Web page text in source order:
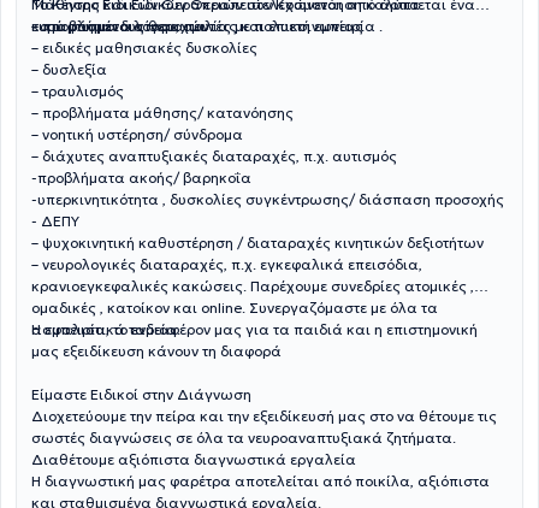
Το Κέντρο Ειδικών Θεραπειών στελεχώνεται από άρτια
καταρτισμένους θεραπευτές με πολυετή εμπειρία .
Μάθησης και Ειδικών Θεραπειών Κοσμονόηση καλύπτεται ένα
ευρύ φάσμα διαταραχών:
– προβλήματα λόγου, ομιλίας και επικοινωνίας
– ειδικές μαθησιακές δυσκολίες
– δυσλεξία
– τραυλισμός
– προβλήματα μάθησης/ κατανόησης
– νοητική υστέρηση/ σύνδρομα
– διάχυτες αναπτυξιακές διαταραχές, π.χ. αυτισμός
-προβλήματα ακοής/ βαρηκοΐα
-υπερκινητικότητα , δυσκολίες συγκέντρωσης/ διάσπαση προσοχής
- ΔΕΠΥ
– ψυχοκινητική καθυστέρηση / διαταραχές κινητικών δεξιοτήτων
– νευρολογικές διαταραχές, π.χ. εγκεφαλικά επεισόδια,
κρανιοεγκεφαλικές κακώσεις. Παρέχουμε συνεδρίες ατομικές ,
ομαδικές , κατοίκον και online. Συνεργαζόμαστε με όλα τα
ασφαλιστικά ταμεία.
Η εμπειρία, το ενδιαφέρον μας για τα παιδιά και η επιστημονική
μας εξειδίκευση κάνουν τη διαφορά
Είμαστε Ειδικοί στην Διάγνωση
Διοχετεύουμε την πείρα και την εξειδίκευσή μας στο να θέτουμε τις
σωστές διαγνώσεις σε όλα τα νευροαναπτυξιακά ζητήματα.
Διαθέτουμε αξιόπιστα διαγνωστικά εργαλεία
Η διαγνωστική μας φαρέτρα αποτελείται από ποικίλα, αξιόπιστα
και σταθμισμένα διαγνωστικά εργαλεία.